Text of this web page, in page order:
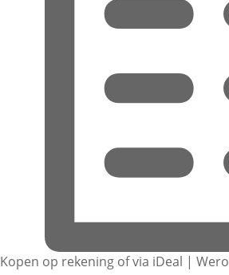
Kopen op rekening of via iDeal | Wero